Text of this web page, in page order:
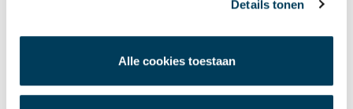
Details tonen
Alle cookies toestaan
(19) Zwolle-Kampen-Meppel